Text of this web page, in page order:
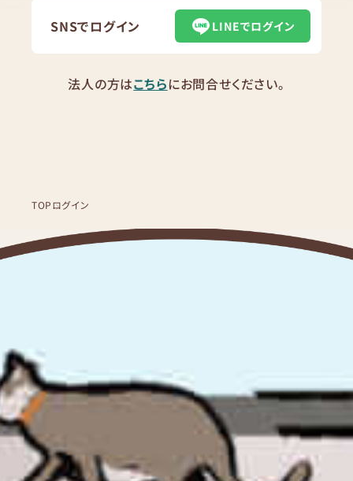
SNSでログイン LINEでログイン
法人の方はこちらにお問合せください。
TOPログイン